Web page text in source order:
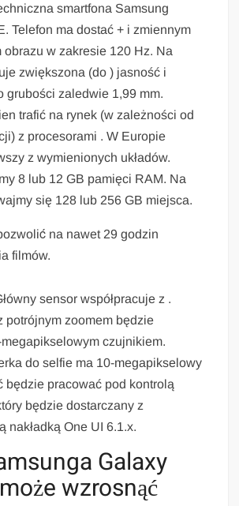
smartfona Samsung
Telefon ma dostać + i zmiennym
w zakresie 120 Hz. Na
zwiększona (do ) jasność i
grubości zaledwie 1,99 mm.
trafić na rynek (w zależności od
z procesorami . W Europie
z wymienionych układów.
8 lub 12 GB pamięci RAM. Na
się 128 lub 256 GB miejsca.
na nawet 29 godzin
filmów.
sensor współpracuje z .
potrójnym zoomem będzie
megapikselowym czujnikiem.
do selfie ma 10-megapikselowy
będzie pracować pod kontrolą
będzie dostarczany z
nakładką One UI 6.1.x.
Galaxy
wzrosnąć